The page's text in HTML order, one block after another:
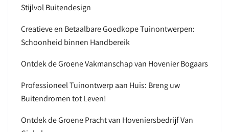
Stijlvol Buitendesign
Creatieve en Betaalbare Goedkope Tuinontwerpen:
Schoonheid binnen Handbereik
Ontdek de Groene Vakmanschap van Hovenier Bogaars
Professioneel Tuinontwerp aan Huis: Breng uw
Buitendromen tot Leven!
Ontdek de Groene Pracht van Hoveniersbedrijf Van